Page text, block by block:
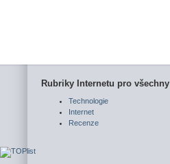
Rubriky Internetu pro všechny
Technologie
Internet
Recenze